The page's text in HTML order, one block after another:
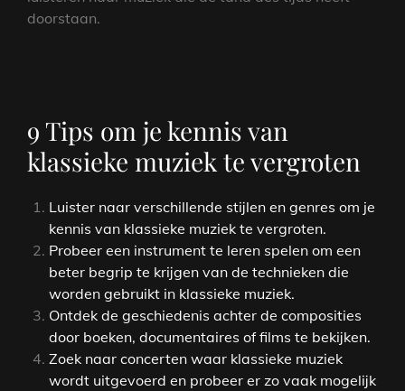
doorstaan.
9 Tips om je kennis van
klassieke muziek te vergroten
Luister naar verschillende stijlen en genres om je
kennis van klassieke muziek te vergroten.
Probeer een instrument te leren spelen om een
beter begrip te krijgen van de technieken die
worden gebruikt in klassieke muziek.
Ontdek de geschiedenis achter de composities
door boeken, documentaires of films te bekijken.
Zoek naar concerten waar klassieke muziek
wordt uitgevoerd en probeer er zo vaak mogelijk